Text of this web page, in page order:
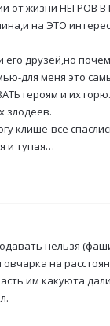
от жизни НЕГРОВ
на ЭТО
друзей,но
для меня это
героям и их
злодеев.
клише-все
и тупая…
нельзя
на
им какуюта